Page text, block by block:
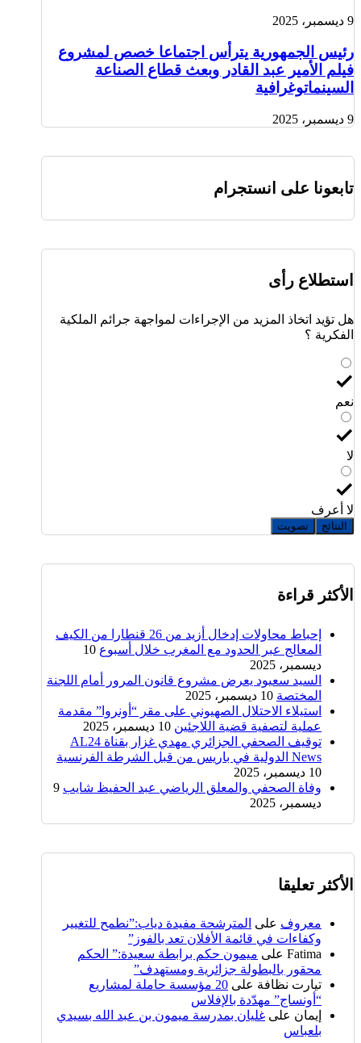
9 ديسمبر، 2025
رئيس الجمهورية يترأس اجتماعا خصص لمشروع
فيلم الأمير عبد القادر وبعث قطاع الصناعة
السينماتوغرافية
9 ديسمبر، 2025
تابعونا على انستجرام
استطلاع رأى
هل تؤيد اتخاذ المزيد من الإجراءات لمواجهة جرائم الملكية
الفكرية ؟
نعم
لا
لا أعرف
النتائج تصويت
الأكثر قراءة
إحباط محاولات إدخال أزيد من 26 قنطارا من الكيف
المعالج عبر الحدود مع المغرب خلال أسبوع 10
ديسمبر، 2025
السيد سعيود يعرض مشروع قانون المرور أمام اللجنة
المختصة 10 ديسمبر، 2025
استيلاء الاحتلال الصهيوني على مقر “أونروا” مقدمة
عملية لتصفية قضية اللاجئين 10 ديسمبر، 2025
توقيف الصحفي الجزائري مهدي غزار بقناة AL24
News الدولية في باريس من قبل الشرطة الفرنسية
10 ديسمبر، 2025
وفاة الصحفي والمعلق الرياضي عبد الحفيظ شايب 9
ديسمبر، 2025
الأكثر تعليقا
معروف على المترشحة مفيدة دياب:”نطمح للتغيير
وكفاءات في قائمة الأفلان تعد بالفوز”
Fatima على ميمون حكم برابطة سعيدة:” الحكم
محقور بالبطولة جزائرية ومستهدف”
تيارت نظافة على
20 مؤسسة حاملة لمشاريع
“أونساج” مهدّدة بالإفلاس
إيمان على غليان بمدرسة ميمون بن عبد الله بسيدي
بلعباس